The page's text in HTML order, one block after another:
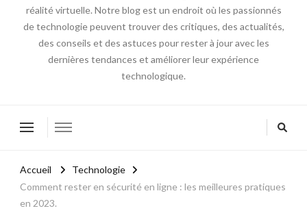
réalité virtuelle. Notre blog est un endroit où les passionnés
de technologie peuvent trouver des critiques, des actualités,
des conseils et des astuces pour rester à jour avec les
dernières tendances et améliorer leur expérience
technologique.
Accueil
Technologie
Comment rester en sécurité en ligne : les meilleures pratiques
en 2023.